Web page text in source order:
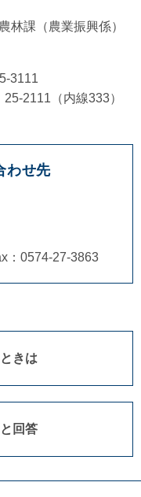
林課（農業振興係）
3111
2111（内線333）
わせ先
：0574-27-3863
きは
回答